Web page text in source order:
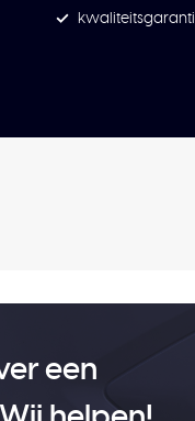
een